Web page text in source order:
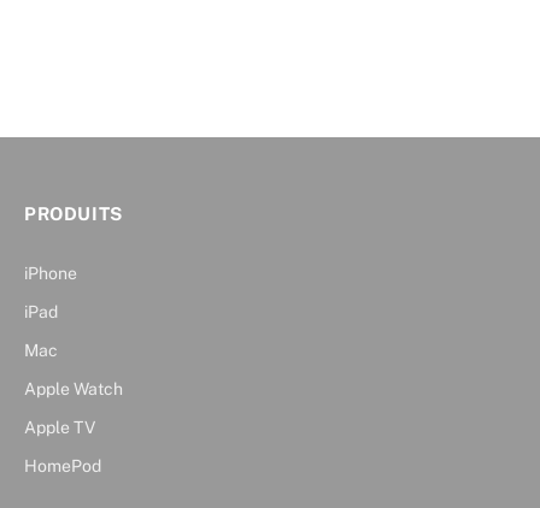
PRODUITS
iPhone
iPad
Mac
Apple Watch
Apple TV
HomePod